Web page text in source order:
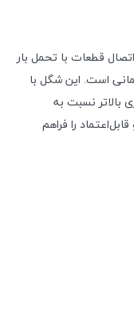
اتصال قطعات با تحمل بار
است. این شگل با
بالاتر نسبت به
را فراهم